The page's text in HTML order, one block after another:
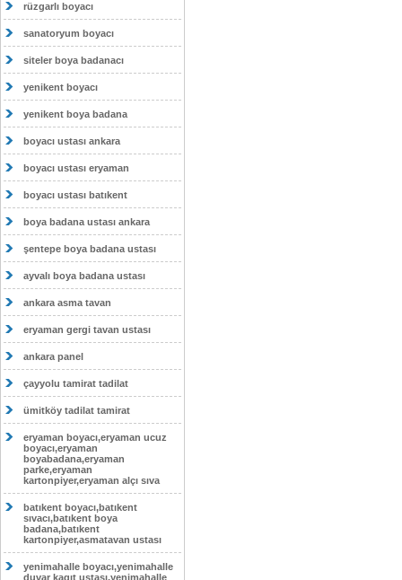
rüzgarlı boyacı
sanatoryum boyacı
siteler boya badanacı
yenikent boyacı
yenikent boya badana
boyacı ustası ankara
boyacı ustası eryaman
boyacı ustası batıkent
boya badana ustası ankara
şentepe boya badana ustası
ayvalı boya badana ustası
ankara asma tavan
eryaman gergi tavan ustası
ankara panel
çayyolu tamirat tadilat
ümitköy tadilat tamirat
eryaman boyacı,eryaman ucuz
boyacı,eryaman
boyabadana,eryaman
parke,eryaman
kartonpiyer,eryaman alçı sıva
batıkent boyacı,batıkent
sıvacı,batıkent boya
badana,batıkent
kartonpiyer,asmatavan ustası
yenimahalle boyacı,yenimahalle
duvar kagıt ustası,yenimahalle